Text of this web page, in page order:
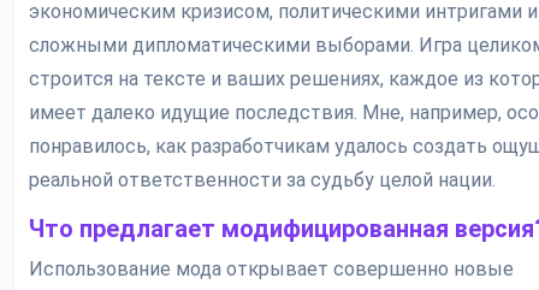
экономическим кризисом, политическими интригами и
сложными дипломатическими выборами. Игра
строится на тексте и ваших решениях, каждое из
имеет далеко идущие последствия. Мне, например,
понравилось, как разработчикам удалось создать
реальной ответственности за судьбу целой нации.
Что предлагает модифицированная
Использование мода открывает совершенно новые